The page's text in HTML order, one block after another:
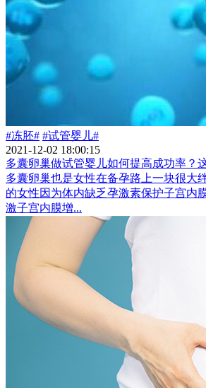
#冻胚# #试管婴儿#
2021-12-02 18:00:15
多囊卵巢做试管婴儿如何提高成功率？
多囊卵巢也是女性在备孕路上一块很大
的女性因为体内缺乏孕激素保护子宫内
激子宫内膜增...